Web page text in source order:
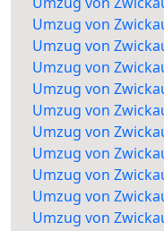
Umzug von
Umzug von
Umzug von
Umzug von
Umzug von
Umzug von
Umzug von
Umzug von
Umzug von
Umzug von